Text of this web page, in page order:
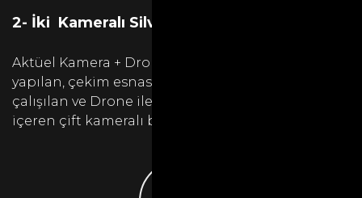
2- İki Kameralı Silver Çekimler
Aktüel Kamera + Drone + Kurgu yöntemiyle
yapılan, çekim esnasında 2 adet kamera ile
çalışılan ve Drone ile havadan görüntüleme
içeren çift kameralı bir çekim tekniğidir.